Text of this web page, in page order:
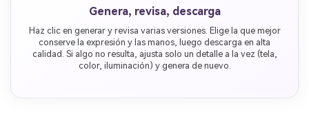
Genera, revisa, descarga
Haz clic en generar y revisa varias versiones. Elige la que mejor
conserve la expresión y las manos, luego descarga en alta
calidad. Si algo no resulta, ajusta solo un detalle a la vez (tela,
color, iluminación) y genera de nuevo.